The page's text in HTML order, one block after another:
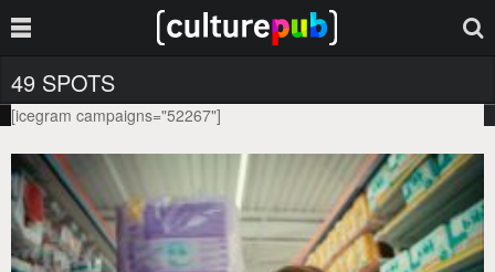
49 SPOTS
[icegram campaigns="52267"]